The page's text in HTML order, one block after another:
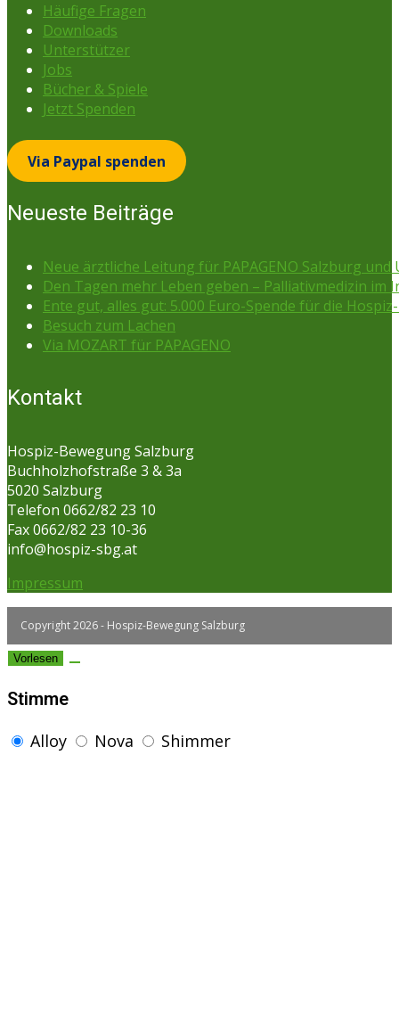
Häufige Fragen
Downloads
Unterstützer
Jobs
Bücher & Spiele
Jetzt Spenden
Via Paypal spenden
Neueste Beiträge
Neue ärztliche Leitung für PAPAGENO Salzburg und
Den Tagen mehr Leben geben – Palliativmedizin im
Ente gut, alles gut: 5.000 Euro-Spende für die
Besuch zum Lachen
Via MOZART für PAPAGENO
Kontakt
Hospiz-Bewegung Salzburg
Buchholzhofstraße 3 & 3a
5020 Salzburg
Telefon 0662/82 23 10
Fax 0662/82 23 10-36
info@hospiz-sbg.at
Impressum
Copyright 2026 - Hospiz-Bewegung Salzburg
Vorlesen
Stimme
Alloy
Nova Shimmer